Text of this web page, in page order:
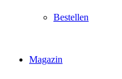
Bestellen
Magazin